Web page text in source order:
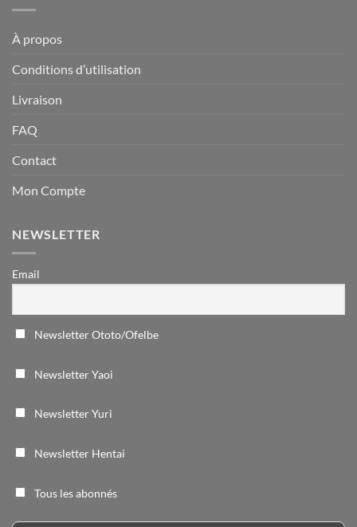
À propos
Conditions d’utilisation
Livraison
FAQ
Contact
Mon Compte
NEWSLETTER
Email
Newsletter Ototo/Ofelbe
Newsletter Yaoi
Newsletter Yuri
Newsletter Hentai
Tous les abonnés